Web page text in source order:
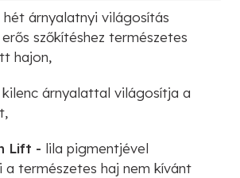
hét árnyalatnyi világosítás
szőkítéshez természetes
hajon,
kilenc árnyalattal világosítja a
Lift - lila pigmentjével
a természetes haj nem kívánt